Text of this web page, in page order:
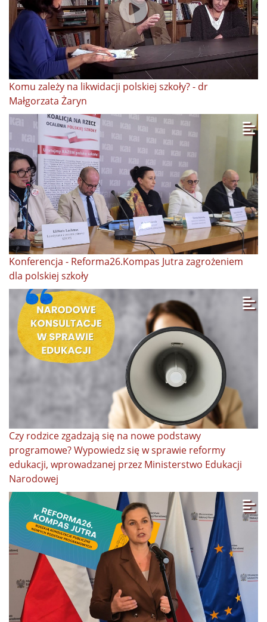
Komu zależy na likwidacji polskiej szkoły? - dr
Małgorzata Żaryn
Konferencja - Reforma26.Kompas Jutra zagrożeniem
dla polskiej szkoły
Czy rodzice zgadzają się na nowe podstawy
programowe? Wypowiedz się w sprawie reformy
edukacji, wprowadzanej przez Ministerstwo Edukacji
Narodowej